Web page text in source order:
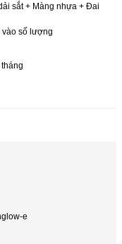
sắt + Màng nhựa + Đai
vào số lượng
e